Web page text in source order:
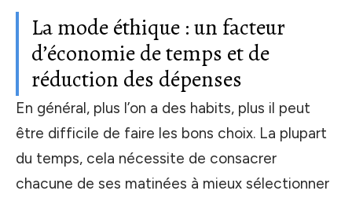
La mode éthique : un facteur
d’économie de temps et de
réduction des dépenses
En général, plus l’on a des habits, plus il peut
être difficile de faire les bons choix. La plupart
du temps, cela nécessite de consacrer
chacune de ses matinées à mieux sélectionner